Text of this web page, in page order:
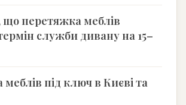
перетяжка меблів
служби дивану на 15–
під ключ в Києві та